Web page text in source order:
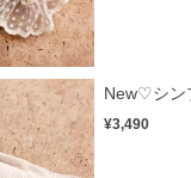
New♡シン
¥3,490